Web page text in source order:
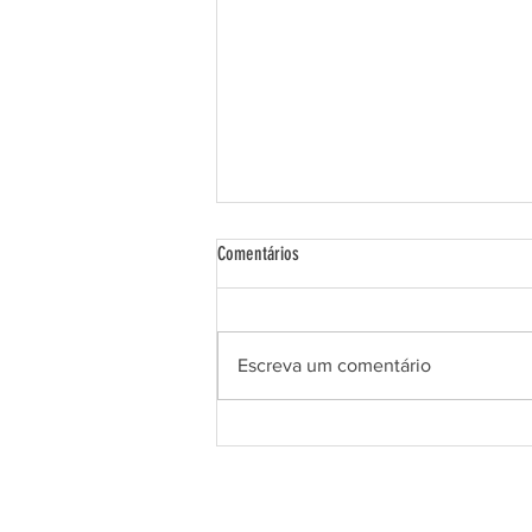
Projeto Culturando na Periferia
Comentários
Escreva um comentário